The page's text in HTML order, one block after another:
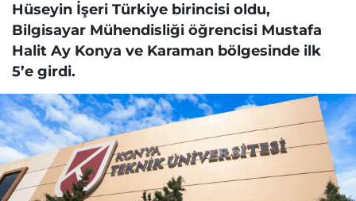
Hüseyin İşeri Türkiye birincisi oldu,
Bilgisayar Mühendisliği öğrencisi Mustafa
Halit Ay Konya ve Karaman bölgesinde ilk
5’e girdi.